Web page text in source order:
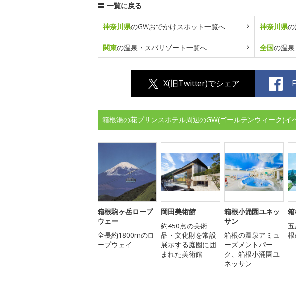
一覧に戻る
神奈川県のGWおでかけスポット一覧へ 神奈川県の
関東の温泉・スパリゾート一覧へ 全国の温
X(旧Twitter)でシェア
箱根湯の花プリンスホテル周辺のGW(ゴールデンウィーク)イ
箱根駒ヶ岳ロープ
ウェー
全長約1800mのロ
ープウェイ
岡田美術館
約450点の美術
品・文化財を常設
展示する庭園に囲
まれた美術館
箱根小涌園ユネッ
サン
箱根の温泉アミュ
ーズメントパー
ク、箱根小涌園ユ
ネッサン